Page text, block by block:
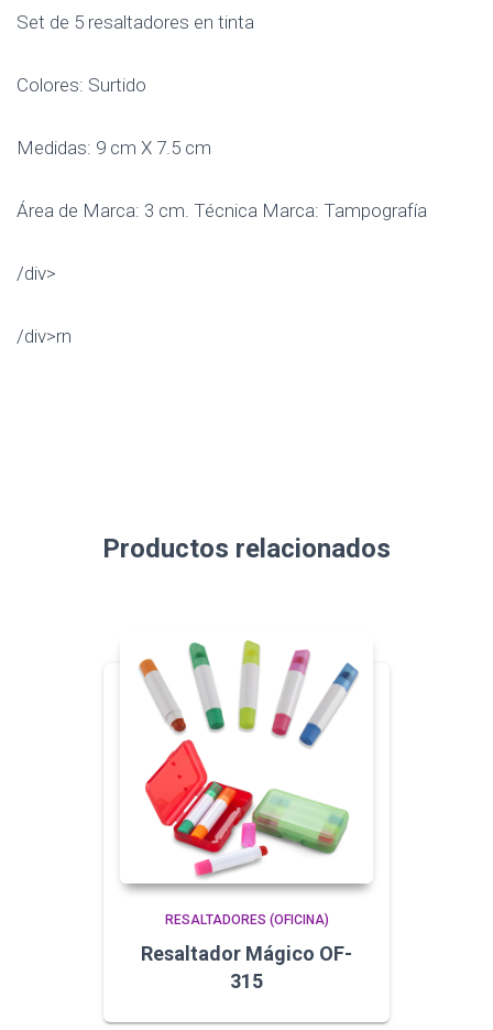
Set de 5 resaltadores en tinta
Colores: Surtido
Medidas: 9 cm X 7.5 cm
Área de Marca: 3 cm. Técnica Marca: Tampografía
/div>
/div>rn
Productos relacionados
RESALTADORES (OFICINA)
Resaltador Mágico OF-
315